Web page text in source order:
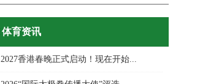
体育资讯
2027香港春晚正式启动！现在开始...